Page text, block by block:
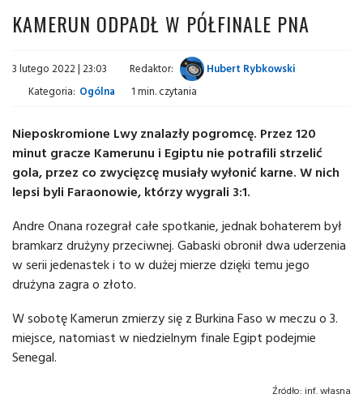
KAMERUN ODPADŁ W PÓŁFINALE PNA
3 lutego 2022 | 23:03 Redaktor:
Hubert Rybkowski
Kategoria: Ogólna 1 min. czytania
Nieposkromione Lwy znalazły pogromcę. Przez 120
minut gracze Kamerunu i Egiptu nie potrafili strzelić
gola, przez co zwycięzcę musiały wyłonić karne. W nich
lepsi byli Faraonowie, którzy wygrali 3:1.
Andre Onana rozegrał całe spotkanie, jednak bohaterem był
bramkarz drużyny przeciwnej. Gabaski obronił dwa uderzenia
w serii jedenastek i to w dużej mierze dzięki temu jego
drużyna zagra o złoto.
W sobotę Kamerun zmierzy się z Burkina Faso w meczu o 3.
miejsce, natomiast w niedzielnym finale Egipt podejmie
Senegal.
Źródło: inf. własna